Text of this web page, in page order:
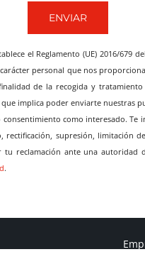
el Reglamento (UE) 2016/679
personal que nos
de la recogida y
que implica poder enviarte nuestras
como interesado. Te
rectificación, supresión, limitación
tu reclamación ante una autoridad
.